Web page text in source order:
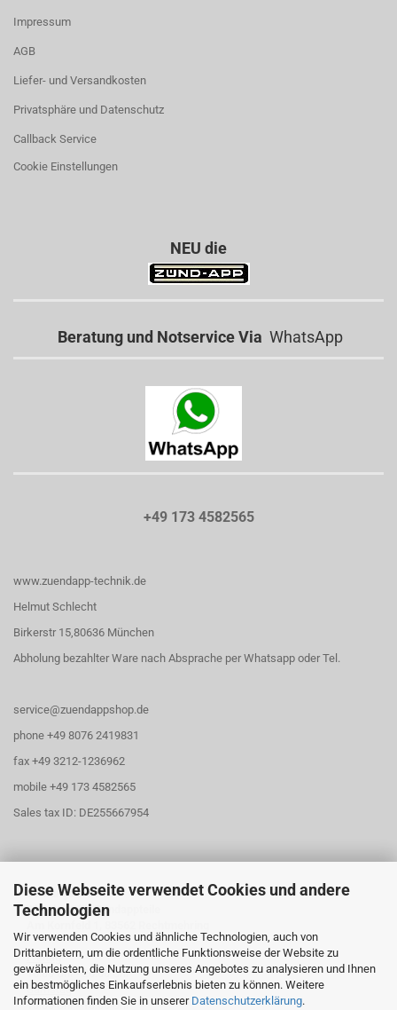
Diese Webseite verwendet Cookies und andere
Technologien
Wir verwenden Cookies und ähnliche Technologien, auch von
Drittanbietern, um die ordentliche Funktionsweise der Website zu
gewährleisten, die Nutzung unseres Angebotes zu analysieren und Ihnen
ein bestmögliches Einkaufserlebnis bieten zu können. Weitere
Informationen finden Sie in unserer Datenschutzerklärung.
Impressum
AGB
Liefer- und Versandkosten
Privatsphäre und Datenschutz
Callback Service
Cookie Einstellungen
NEU die
Beratung und Notservice Via WhatsApp
+49 173 4582565
www.zuendapp-technik.de
Helmut Schlecht
Birkerstr 15,80636 München
Abholung bezahlter Ware nach Absprache per Whatsapp oder Tel.
service@zuendappshop.de
phone +49 8076 2419831
fax +49 3212-1236962
mobile +49 173 4582565
Sales tax ID: DE255667954
Öffnungszeiten
Abholung für Zündappteile
Freitag
16:30 Uhr - 20:00 Uhr
Samstag
10:30 Uhr - 13:00 Uhr